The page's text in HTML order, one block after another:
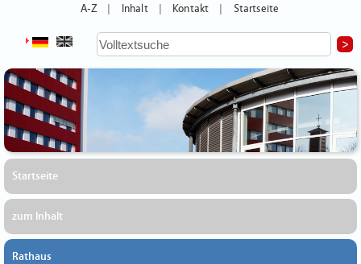
A-Z Inhalt Kontakt Startseite
Startseite
zum Inhalt
Rathaus